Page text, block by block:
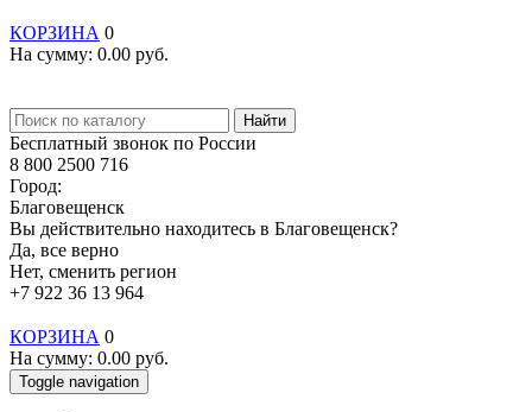
КОРЗИНА 0
На сумму: 0.00 руб.
Найти
Бесплатный звонок по России
8 800 2500 716
Город:
Благовещенск
Вы действительно находитесь в Благовещенск?
Да, все верно
Нет, сменить регион
+7 922 36 13 964
КОРЗИНА 0
На сумму: 0.00 руб.
Toggle navigation